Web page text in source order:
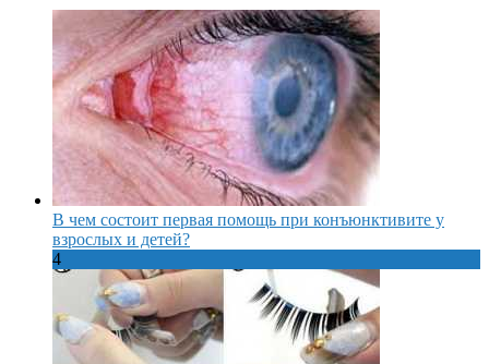
В чем состоит первая помощь при конъюнктивите у
взрослых и детей?
4